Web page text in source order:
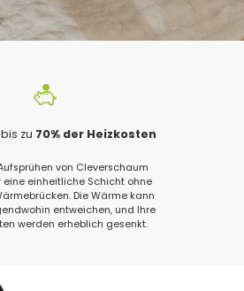
zu 70% der Heizkosten
von Cleverschaum
eine einheitliche Schicht ohne
Die Wärme kann
entweichen, und Ihre
werden erheblich gesenkt.